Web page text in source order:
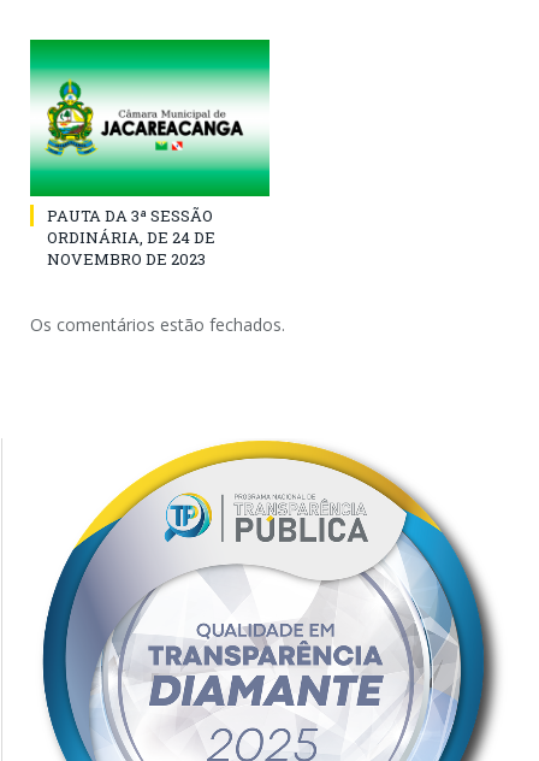
PAUTA DA 3ª SESSÃO
ORDINÁRIA, DE 24 DE
NOVEMBRO DE 2023
Os comentários estão fechados.